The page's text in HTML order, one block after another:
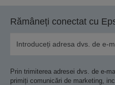
Rămâneți conectat cu
Prin trimiterea adresei dvs. de e-
primiți comunicări de marketing,